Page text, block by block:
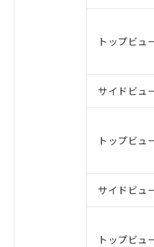
トップビュ
サイドビュ
トップビュ
サイドビュ
トップビュ